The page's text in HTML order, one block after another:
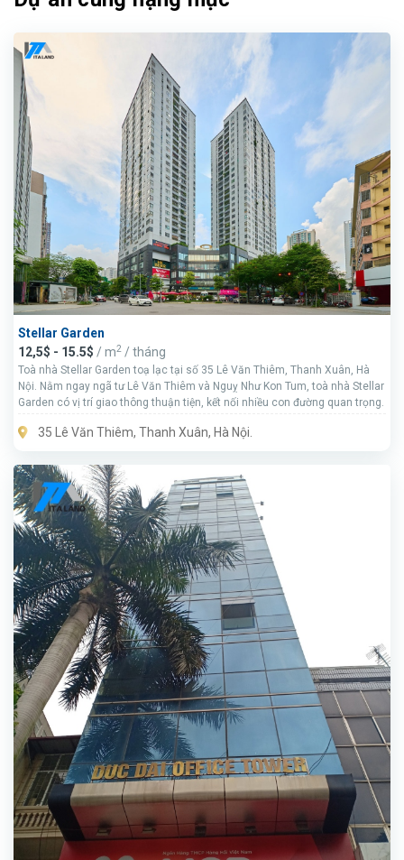
Stellar Garden
12,5$ - 15.5$ / m2 / tháng
Toà nhà Stellar Garden toạ lạc tại số 35 Lê Văn Thiêm, Thanh Xuân, Hà
Nội. Nằm ngay ngã tư Lê Văn Thiêm và Nguỵ Như Kon Tum, toà nhà Stellar
Garden có vị trí giao thông thuận tiện, kết nối nhiều con đường quan trọng.
35 Lê Văn Thiêm, Thanh Xuân, Hà Nội.